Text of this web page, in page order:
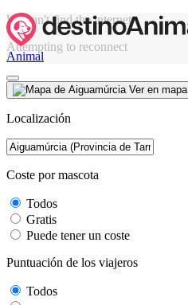
Animal
We can't find the internet
Attempting to reconnect
Ver en mapa
Localización
Coste por mascota
Todos
Gratis
Puede tener un coste
Puntuación de los viajeros
Todos